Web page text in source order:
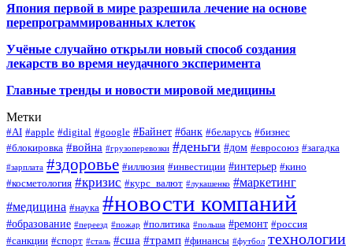
Япония первой в мире разрешила лечение на основе
перепрограммированных клеток
Учёные случайно открыли новый способ создания
лекарств во время неудачного эксперимента
Главные тренды и новости мировой медицины
Метки
#AI #apple #digital #google #Байнет #банк #беларусь #бизнес
#блокировка #война #грузоперевозки #деньги #дом #евросоюз #загадка
#зарплата #здоровье #иллюзия #инвестиции #интерьер #кино
#косметология #кризис #курс_валют #лукашенко #маркетинг
#медицина #наука #новости компаний
#образование #переезд #пожар #политика #польша #ремонт #россия
#санкции #спорт #сталь #сша #трамп #финансы #футбол технологии